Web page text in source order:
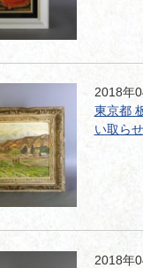
2018年
東京都
い取ら
2018年